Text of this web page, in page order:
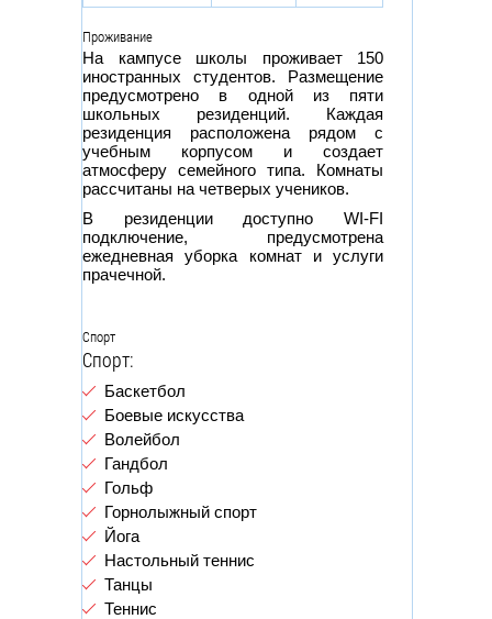
Проживание
На кампусе школы проживает 150
иностранных студентов. Размещение
предусмотрено в одной из пяти
школьных резиденций. Каждая
резиденция расположена рядом с
учебным корпусом и создает
атмосферу семейного типа. Комнаты
рассчитаны на четверых учеников.
В резиденции доступно WI-FI
подключение, предусмотрена
ежедневная уборка комнат и услуги
прачечной.
Спорт
Спорт:
Баскетбол
Боевые искусства
Волейбол
Гандбол
Гольф
Горнолыжный спорт
Йога
Настольный теннис
Танцы
Теннис